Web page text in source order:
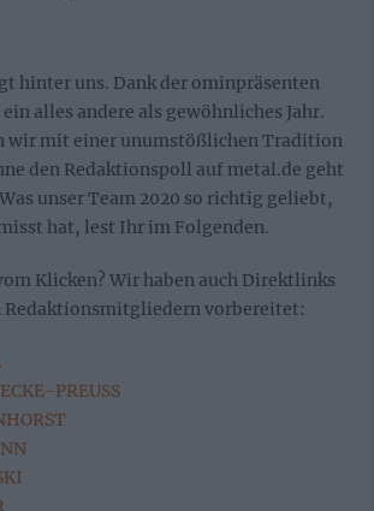
hinter uns. Dank der ominpräsenten
alles andere als gewöhnliches Jahr.
wir mit einer unumstößlichen Tradition
den Redaktionspoll auf metal.de geht
unser Team 2020 so richtig geliebt,
hat, lest Ihr im Folgenden.
Klicken? Wir haben auch Direktlinks
Redaktionsmitgliedern vorbereitet:
PREUSS